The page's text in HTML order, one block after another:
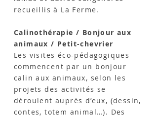
recueillis à La Ferme.
Calinothérapie / Bonjour aux
animaux / Petit-chevrier
Les visites éco-pédagogiques
commencent par un bonjour
calin aux animaux, selon les
projets des activités se
déroulent auprès d’eux, (dessin,
contes, totem animal…). Des